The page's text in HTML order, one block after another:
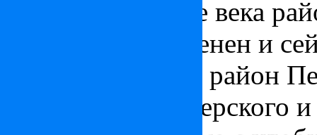
рабочим. В конце века
перестроен, озеленен и
респектабельный район
проживания венгерского